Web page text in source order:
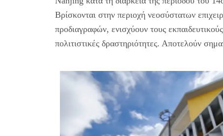
Βρίσκονται στην περιοχή νεοσύστατων
προδιαγραφών, ενισχύουν τους
πολιτιστικές δραστηριότητες. Αποτελούν